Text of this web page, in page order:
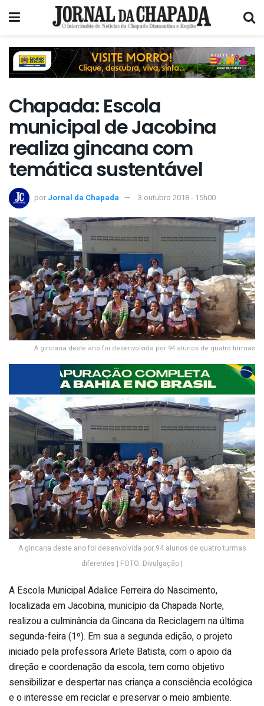
Chapada: Escola
municipal de Jacobina
realiza gincana com
temática sustentável
por Jornal da Chapada 3 outubro 2018 - 15h00
A gincana deste ano foi desenvolvida por 94 alunos de quatro turmas
A gincana deste ano foi desenvolvida por 94 alunos de quatro turmas
diferentes | FOTO: Divulgação |
A Escola Municipal Adalice Ferreira do Nascimento,
localizada em Jacobina, município da Chapada Norte,
realizou a culminância da Gincana da Reciclagem na última
segunda-feira (1º). Em sua a segunda edição, o projeto
iniciado pela professora Arlete Batista, com o apoio da
direção e coordenação da escola, tem como objetivo
sensibilizar e despertar nas criança a consciência ecológica
e o interesse em reciclar e preservar o meio ambiente.